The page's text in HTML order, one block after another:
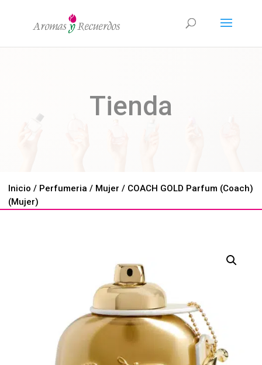
Tienda
Inicio / Perfumeria / Mujer / COACH GOLD Parfum (Coach)
(Mujer)